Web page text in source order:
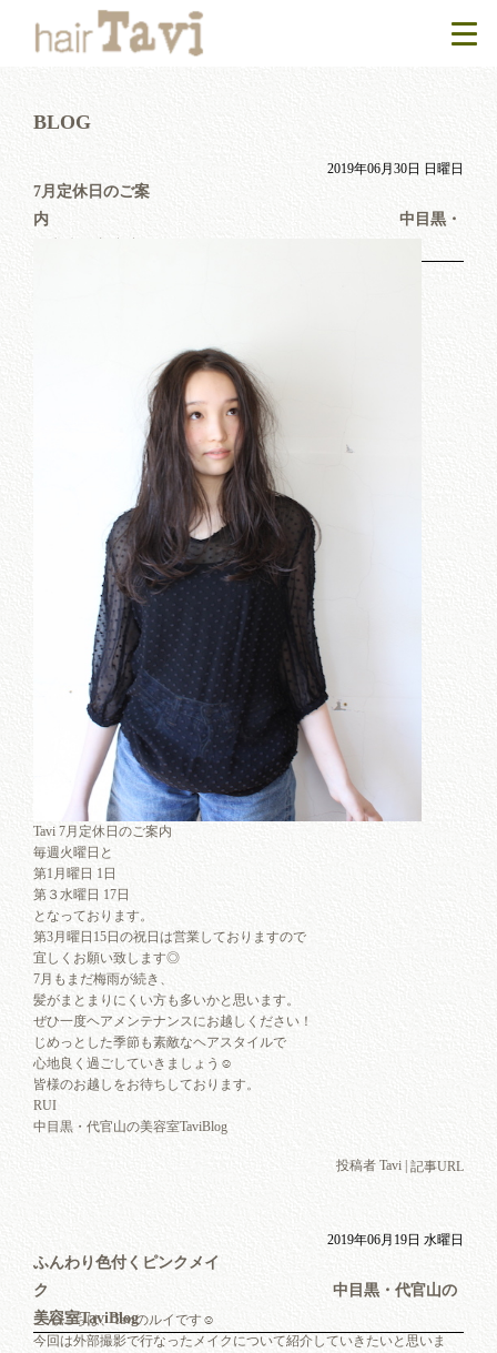
BLOG
2019年06月30日 日曜日
7月定休日のご案
内 中目黒・
Tavi 7月定休日のご案内
毎週火曜日と
第1月曜日 1日
第３水曜日 17日
となっております。
第3月曜日15日の祝日は営業しておりますので
宜しくお願い致します◎
7月もまだ梅雨が続き、
髪がまとまりにくい方も多いかと思います。
ぜひ一度ヘアメンテナンスにお越しください！
じめっとした季節も素敵なヘアスタイルで
心地良く過ごしていきましょう☺︎
皆様のお越しをお待ちしております。
RUI
中目黒・代官山の美容室TaviBlog
投稿者 Tavi | 記事URL
2019年06月19日 水曜日
ふんわり色付くピンクメイ
ク 中目黒・代官山の
美容室TaviBlog
こんにちは、Taviのルイです☺︎
今回は外部撮影で行なったメイクについて紹介していきたいと思いま